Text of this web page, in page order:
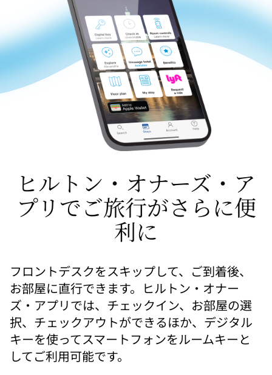
ヒルトン・オナーズ・ア
プリでご旅行がさらに便
利に
フロントデスクをスキップして、ご到着後、
お部屋に直行できます。ヒルトン・オナー
ズ・アプリでは、チェックイン、お部屋の選
択、チェックアウトができるほか、デジタル
キーを使ってスマートフォンをルームキーと
してご利用可能です。